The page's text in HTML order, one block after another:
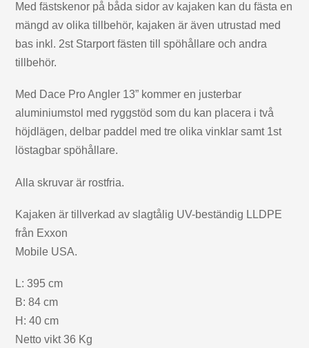
Med fästskenor på båda sidor av kajaken kan du fästa en
mängd av olika tillbehör, kajaken är även utrustad med
bas inkl. 2st Starport fästen till spöhållare och andra
tillbehör.
Med Dace Pro Angler 13” kommer en justerbar
aluminiumstol med ryggstöd som du kan placera i två
höjdlägen, delbar paddel med tre olika vinklar samt 1st
löstagbar spöhållare.
Alla skruvar är rostfria.
Kajaken är tillverkad av slagtålig UV-beständig LLDPE
från Exxon
Mobile USA.
L: 395 cm
B: 84 cm
H: 40 cm
Netto vikt 36 Kg